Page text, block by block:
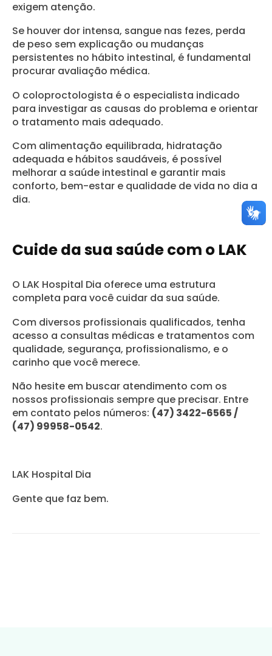
exigem atenção.
Se houver dor intensa, sangue nas fezes, perda
de peso sem explicação ou mudanças
persistentes no hábito intestinal, é fundamental
procurar avaliação médica.
O coloproctologista é o especialista indicado
para investigar as causas do problema e orientar
o tratamento mais adequado.
Com alimentação equilibrada, hidratação
adequada e hábitos saudáveis, é possível
melhorar a saúde intestinal e garantir mais
conforto, bem-estar e qualidade de vida no dia a
dia.
Cuide da sua saúde com o LAK
O LAK Hospital Dia oferece uma estrutura
completa para você cuidar da sua saúde.
Com diversos profissionais qualificados, tenha
acesso a consultas médicas e tratamentos com
qualidade, segurança, profissionalismo, e o
carinho que você merece.
Não hesite em buscar atendimento com os
nossos profissionais sempre que precisar. Entre
em contato pelos números: (47) 3422-6565 /
(47) 99958-0542.
LAK Hospital Dia
Gente que faz bem.